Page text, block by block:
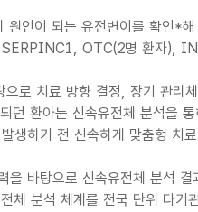
인이 되는 유전변이를 확인*
OTC(2명 환자),
로 치료 방향 결정, 장기 관리
던 환아는 신속유전체 분석을
생하기 전 신속하게 맞춤형 치
을 바탕으로 신속유전체 분석
체 분석 체계를 전국 단위 다기